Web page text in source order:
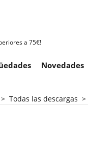
a 75€!
Novedades
> Todas las descargas >